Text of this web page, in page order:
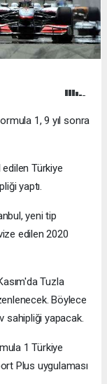
1, 9 yıl sonra
Türkiye
yaptı.
yeni tip
edilen 2020
Tuzla
Böylece
sahipliği yapacak.
1 Türkiye
Plus uygulaması